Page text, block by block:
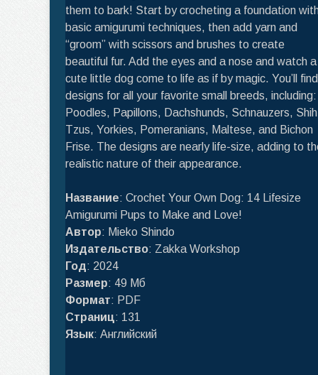
them to bark! Start by crocheting a foundation
basic amigurumi techniques, then add yarn and
“groom” with scissors and brushes to create
beautiful fur. Add the eyes and a nose and watch a
cute little dog come to life as if by magic. You’ll find
designs for all your favorite small breeds, including:
Poodles, Papillons, Dachshunds, Schnauzers, Shih
Tzus, Yorkies, Pomeranians, Maltese, and Bichon
Frise. The designs are nearly life-size, adding to
realistic nature of their appearance.
Название: Crochet Your Own Dog: 14 Lifesize
Amigurumi Pups to Make and Love!
Автор: Mieko Shindo
Издательство: Zakka Workshop
Год: 2024
Размер: 49 Мб
Формат: PDF
Страниц: 131
Язык: Английский